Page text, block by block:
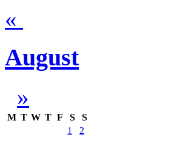
«
August
»
M T W T F S
S
1
2